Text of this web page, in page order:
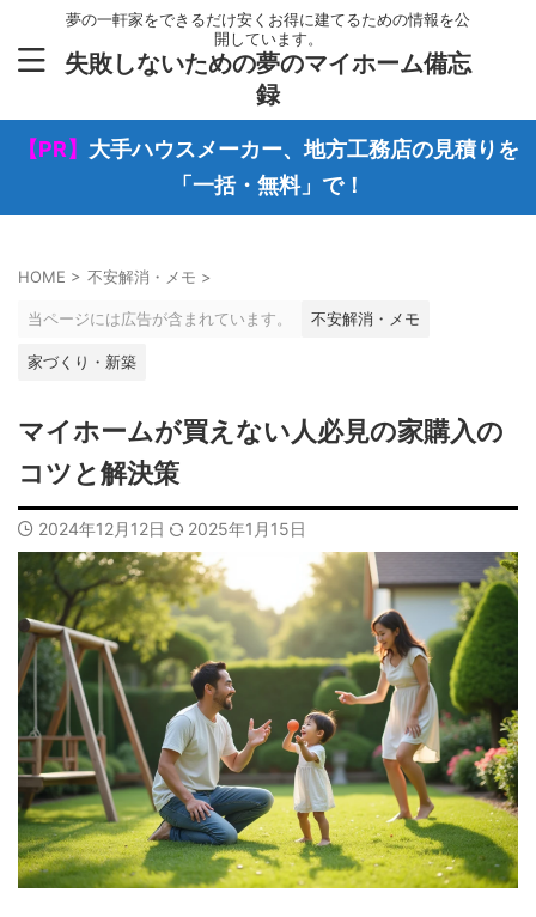
夢の一軒家をできるだけ安くお得に建てるための情報を公
開しています。
失敗しないための夢のマイホーム備忘
録
【PR】 大手ハウスメーカー、地方工務店の見積りを
「一括・無料」で！
HOME > 不安解消・メモ >
当ページには広告が含まれています。 不安解消・メモ
家づくり・新築
マイホームが買えない人必見の家購入の
コツと解決策
2024年12月12日 2025年1月15日